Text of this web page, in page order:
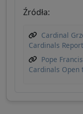
Źródła:
Cardinal
Cardinals Report
Pope
Cardinals Open